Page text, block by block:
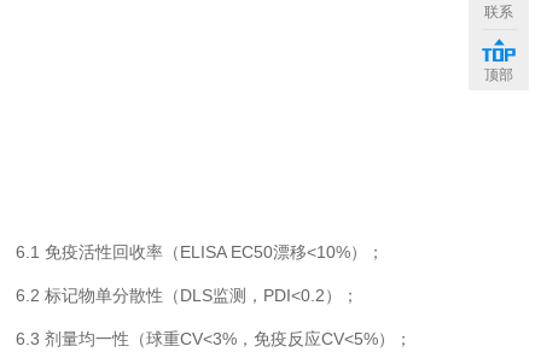
6.1 免疫活性回收率（ELISA EC50漂移<10%）；
6.2 标记物单分散性（DLS监测，PDI<0.2）；
6.3 剂量均一性（球重CV<3%，免疫反应CV<5%）；
联系
顶部